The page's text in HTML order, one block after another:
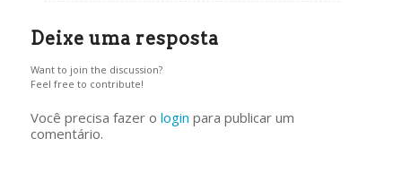
Deixe uma resposta
Want to join the discussion?
Feel free to contribute!
Você precisa fazer o login para publicar um
comentário.